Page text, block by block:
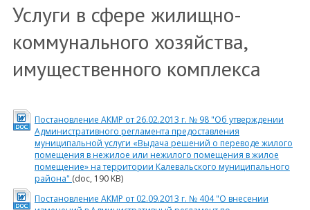
Услуги в сфере жилищно-
коммунального хозяйства,
имущественного комплекса
Постановление АКМР от 26.02.2013 г. № 98 "Об утверждении
Административного регламента предоставления
муниципальной услуги «Выдача решений о переводе жилого
помещения в нежилое или нежилого помещения в жилое
помещение» на территории Калевальского муниципального
района" (doc, 190 KB)
Постановление АКМР от 02.09.2013 г. № 404 "О внесении